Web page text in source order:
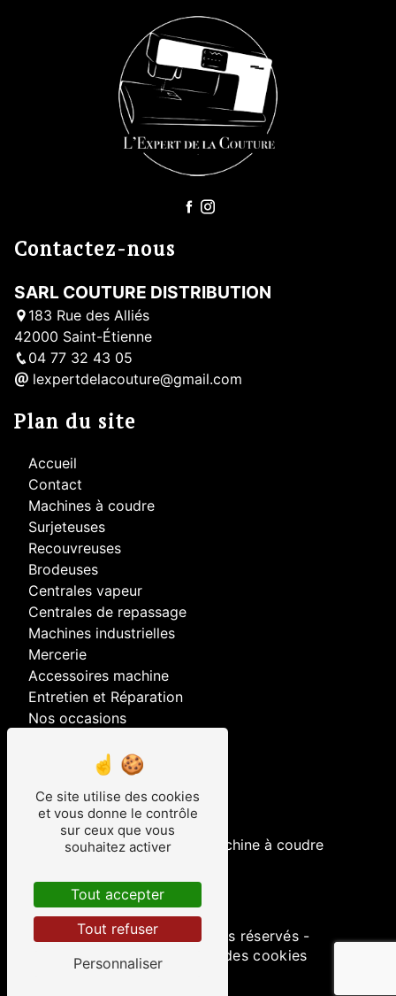
Contactez-nous
SARL COUTURE DISTRIBUTION
183 Rue des Alliés
42000 Saint-Étienne
04 77 32 43 05
lexpertdelacouture@gmail.com
Plan du site
Accueil
Contact
Machines à coudre
Surjeteuses
Recouvreuses
Brodeuses
Centrales vapeur
Centrales de repassage
Machines industrielles
Mercerie
Accessoires machine
Entretien et Réparation
Nos occasions
Nos prestations
brodeuse
recouvreuses
entretien et réparation de machine à coudre
surjeteuse
Vistalid- 2026 - Tous droits réservés -
Mentions légales - Gestion des cookies
Ce site utilise des cookies
et vous donne le contrôle
sur ceux que vous
souhaitez activer
Tout accepter
Tout refuser
Personnaliser